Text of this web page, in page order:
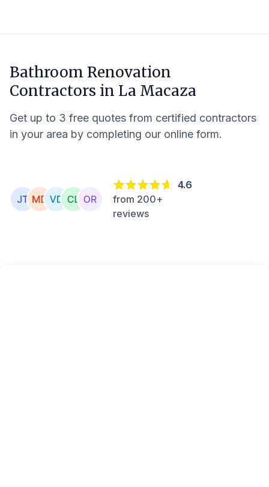
Bathroom Renovation
Contractors in La Macaza
Get up to 3 free quotes from certified contractors
in your area by completing our online form.
4.6
from 200+
reviews